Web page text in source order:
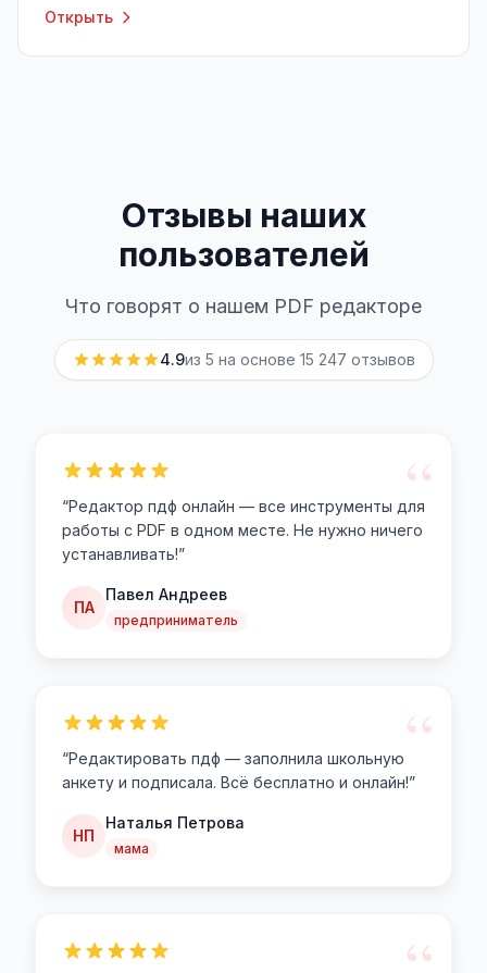
Открыть
Отзывы наших
пользователей
Что говорят о нашем PDF редакторе
4.9из 5 на основе 15 247 отзывов
“
“Редактор пдф онлайн — все инструменты для
работы с PDF в одном месте. Не нужно ничего
устанавливать!”
ПА
Павел Андреев
предприниматель
“
“Редактировать пдф — заполнила школьную
анкету и подписала. Всё бесплатно и онлайн!”
НП
Наталья Петрова
мама